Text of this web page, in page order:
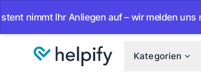
Ihr Anliegen auf – wir melden uns mit der
Kategorien